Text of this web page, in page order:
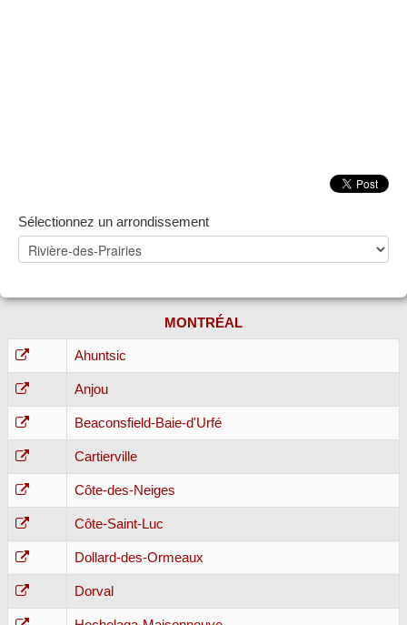
Sélectionnez un arrondissement
MONTRÉAL
Ahuntsic
Anjou
Beaconsfield-Baie-d'Urfé
Cartierville
Côte-des-Neiges
Côte-Saint-Luc
Dollard-des-Ormeaux
Dorval